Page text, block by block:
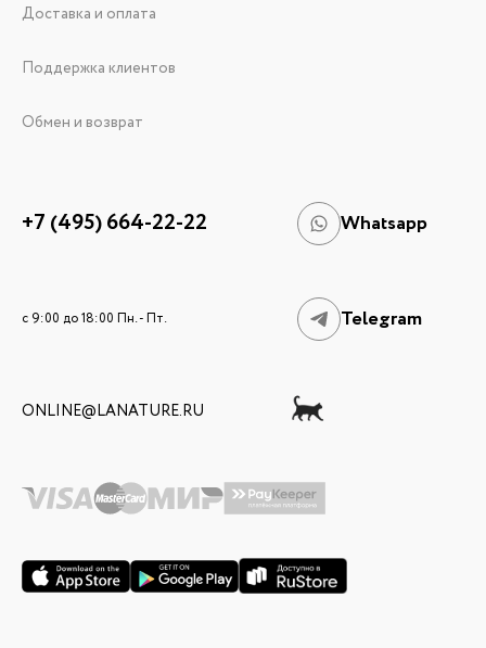
Доставка и оплата
Поддержка клиентов
Обмен и возврат
+7 (495) 664-22-22 Whatsapp
c 9:00 до 18:00 Пн. - Пт. Telegram
ONLINE@LANATURE.RU